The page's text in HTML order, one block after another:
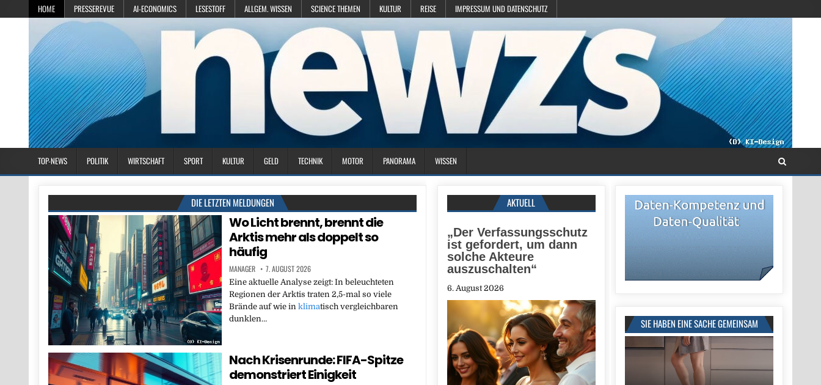
HOME PRESSEREVUE AI-ECONOMICS LESESTOFF ALLGEM. WISSEN SCIENCE THEMEN KULTUR REISE IMPRESSUM UND DATENSCHUTZ
TOP-NEWS POLITIK WIRTSCHAFT SPORT KULTUR GELD TECHNIK MOTOR PANORAMA WISSEN
DIE LETZTEN MELDUNGEN
Wo Licht brennt, brennt die
Arktis mehr als doppelt so
häufig
MANAGER 7. AUGUST 2026
Eine aktuelle Analyse zeigt: In beleuchteten
Regionen der Arktis traten 2,5-mal so viele
Brände auf wie in klimatisch vergleichbaren
dunklen…
Nach Krisenrunde: FIFA-Spitze
demonstriert Einigkeit
SIE HABEN EINE SACHE GEMEINSAM
AKTUELL
„Der Verfassungsschutz
ist gefordert, um dann
solche Akteure
auszuschalten“
6. August 2026